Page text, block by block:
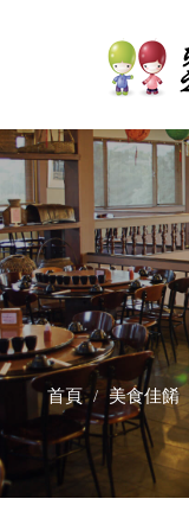
首頁 美食佳餚